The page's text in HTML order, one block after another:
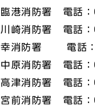
臨港消防署 電話
川崎消防署 電話
幸消防署 電話
中原消防署 電話
高津消防署 電話
宮前消防署 電話